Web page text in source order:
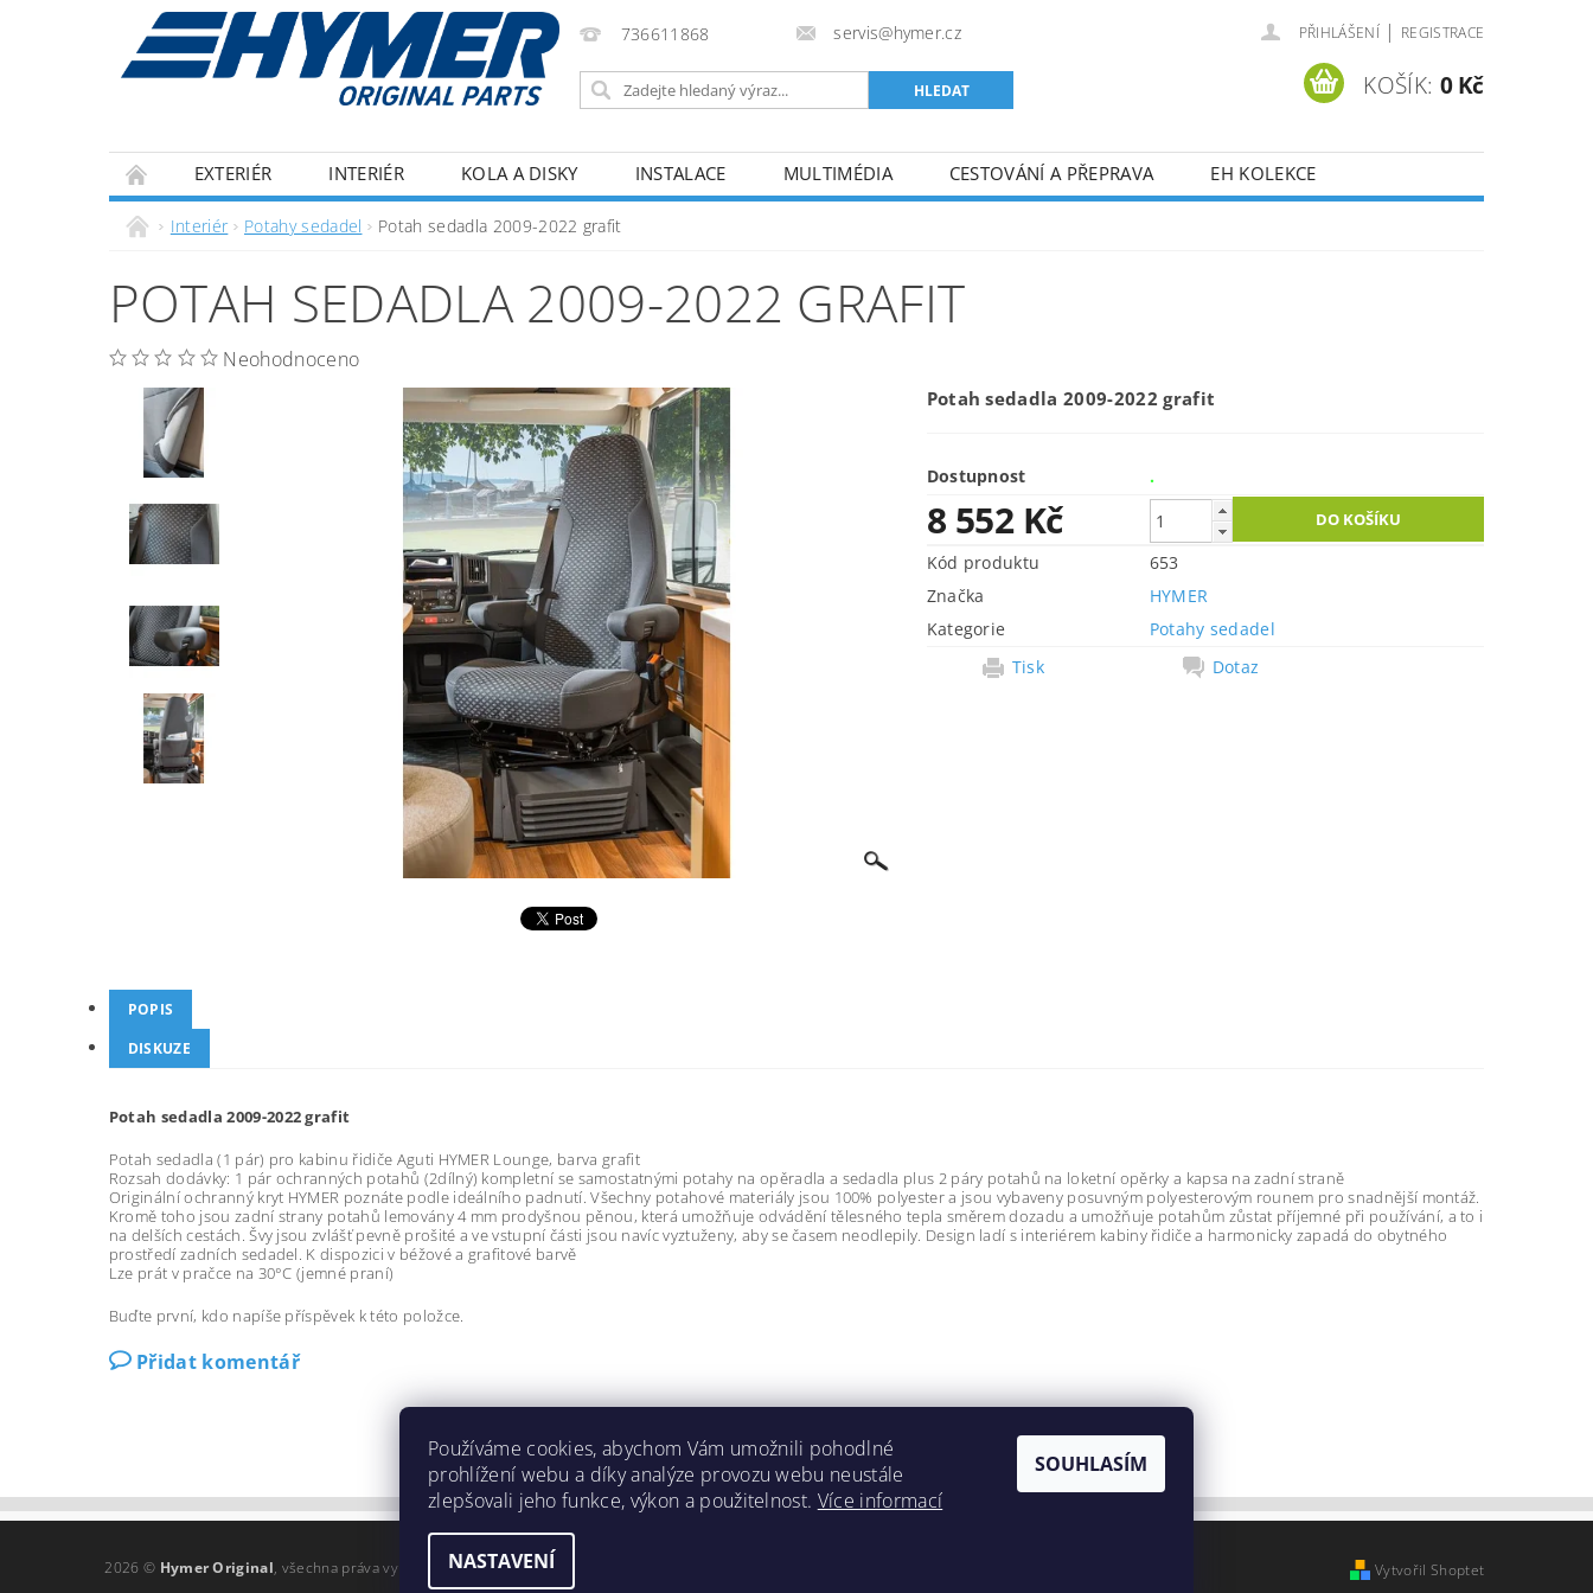
736611868 servis@hymer.cz PŘIHLÁŠENÍ | REGISTRACE
KOŠÍK: 0 Kč
EXTERIÉR INTERIÉR KOLA A DISKY INSTALACE MULTIMÉDIA CESTOVÁNÍ A PŘEPRAVA
EH KOLEKCE
ECOFLOW
IZOLACE OBCHODNÍ PODMÍNKY
Interiér Potahy sedadel Potah sedadla 2009-2022 grafit
POTAH SEDADLA 2009-2022 GRAFIT
Neohodnoceno
Potah sedadla 2009-2022 grafit
Dostupnost .
8 552 Kč
Kód produktu
653
Značka
HYMER
Kategorie
Potahy sedadel
Tisk
Dotaz
POPIS
DISKUZE
Potah sedadla 2009-2022 grafit
Potah sedadla (1 pár) pro kabinu řidiče Aguti HYMER Lounge, barva grafit
Rozsah dodávky: 1 pár ochranných potahů (2dílný) kompletní se samostatnými potahy na opěradla a sedadla plus 2 páry potahů na loketní opěrky a kapsa na zadní straně
Originální ochranný kryt HYMER poznáte podle ideálního padnutí. Všechny potahové materiály jsou 100% polyester a jsou vybaveny posuvným polyesterovým rounem pro snadnější montáž.
Kromě toho jsou zadní strany potahů lemovány 4 mm prodyšnou pěnou, která umožňuje odvádění tělesného tepla směrem dozadu a umožňuje potahům zůstat příjemné při používání, a to i
na delších cestách. Švy jsou zvlášť pevně prošité a ve vstupní části jsou navíc vyztuženy, aby se časem neodlepily. Design ladí s interiérem kabiny řidiče a harmonicky zapadá do obytného
prostředí zadních sedadel. K dispozici v béžové a grafitové barvě
Lze prát v pračce na 30°C (jemné praní)
Buďte první, kdo napíše příspěvek k této položce.
Přidat komentář
2026 © Hymer Original, všechna práva vyhrazena Vytvořil Shoptet
Používáme cookies, abychom Vám umožnili pohodlné
prohlížení webu a díky analýze provozu webu neustále
zlepšovali jeho funkce, výkon a použitelnost. Více informací
NASTAVENÍ
SOUHLASÍM